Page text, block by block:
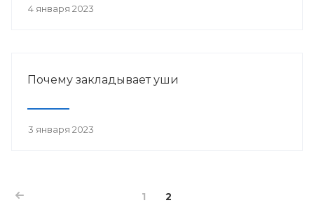
4 января 2023
Почему закладывает уши
3 января 2023
1 2